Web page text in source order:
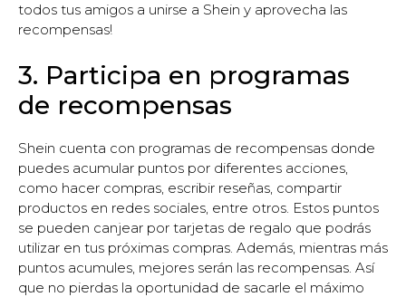
todos tus amigos a unirse a Shein y aprovecha las
recompensas!
3. Participa en programas
de recompensas
Shein cuenta con programas de recompensas donde
puedes acumular puntos por diferentes acciones,
como hacer compras, escribir reseñas, compartir
productos en redes sociales, entre otros. Estos puntos
se pueden canjear por tarjetas de regalo que podrás
utilizar en tus próximas compras. Además, mientras más
puntos acumules, mejores serán las recompensas. Así
que no pierdas la oportunidad de sacarle el máximo